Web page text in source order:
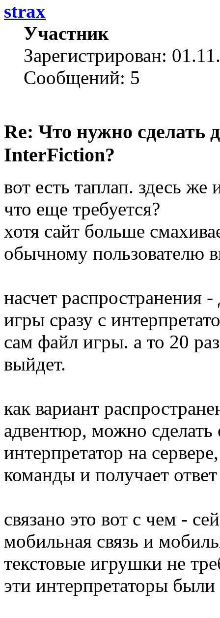
strax
Участник
Зарегистрирован:
Сообщений: 5
Re: Что нужно сделать
InterFiction?
вот есть таплап. здесь же
что еще требуется?
хотя сайт больше
обычному пользователю
насчет распространения
игры сразу с
сам файл игры. а то 20
выйдет.
как вариант
адвентюр, можно сделать
интерпретатор на
команды и получает
связано это вот с чем -
мобильная связь и
текстовые игрушки не
эти интерпретаторы